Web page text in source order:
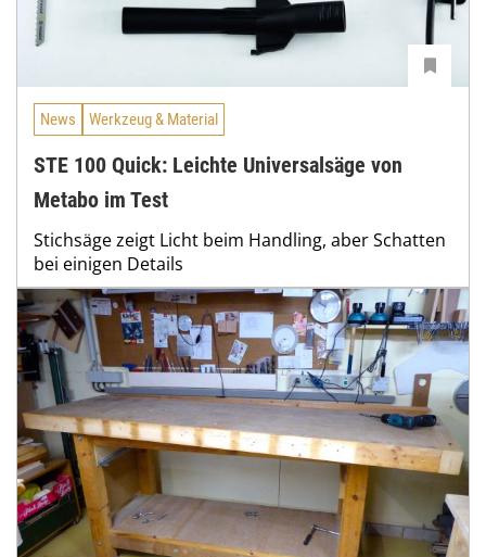
News Werkzeug & Material
STE 100 Quick: Leichte Universalsäge von
Metabo im Test
Stichsäge zeigt Licht beim Handling, aber Schatten
bei einigen Details